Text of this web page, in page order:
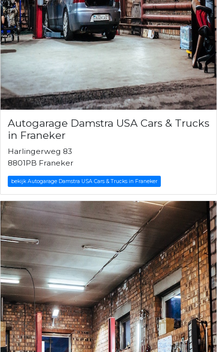
Autogarage Damstra USA Cars & Trucks
in Franeker
Harlingerweg 83
8801PB Franeker
bekijk Autogarage Damstra USA Cars & Trucks in Franeker